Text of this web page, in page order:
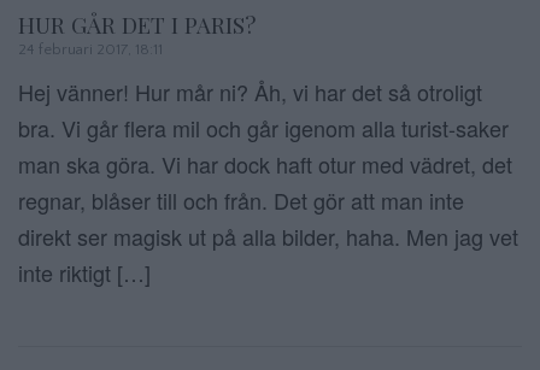
HUR GÅR DET I PARIS?
24 februari 2017, 18:11
Hej vänner! Hur mår ni? Åh, vi har det så otroligt
bra. Vi går flera mil och går igenom alla turist-saker
man ska göra. Vi har dock haft otur med vädret, det
regnar, blåser till och från. Det gör att man inte
direkt ser magisk ut på alla bilder, haha. Men jag vet
inte riktigt […]